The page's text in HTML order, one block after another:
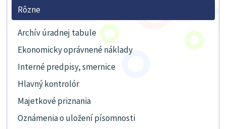
Rôzne
Archív úradnej tabule
Ekonomicky oprávnené náklady
Interné predpisy, smernice
Hlavný kontrolór
Majetkové priznania
Oznámenia o uložení písomnosti